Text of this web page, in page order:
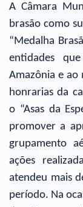
A Câmara
brasão como
“Medalha
entidades
Amazônia e ao
honrarias da
o “Asas da
promover a
grupamento
ações
atendeu mais
período. Na